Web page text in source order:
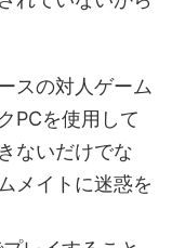
スの対人ゲーム
PCを使用して
ないだけでな
メイトに迷惑を